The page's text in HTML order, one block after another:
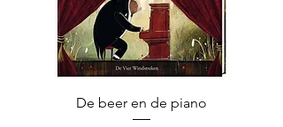
De beer en de piano